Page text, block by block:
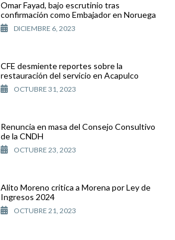
Omar Fayad, bajo escrutinio tras
confirmación como Embajador en Noruega
DICIEMBRE 6, 2023
CFE desmiente reportes sobre la
restauración del servicio en Acapulco
OCTUBRE 31, 2023
Renuncia en masa del Consejo Consultivo
de la CNDH
OCTUBRE 23, 2023
Alito Moreno critica a Morena por Ley de
Ingresos 2024
OCTUBRE 21, 2023